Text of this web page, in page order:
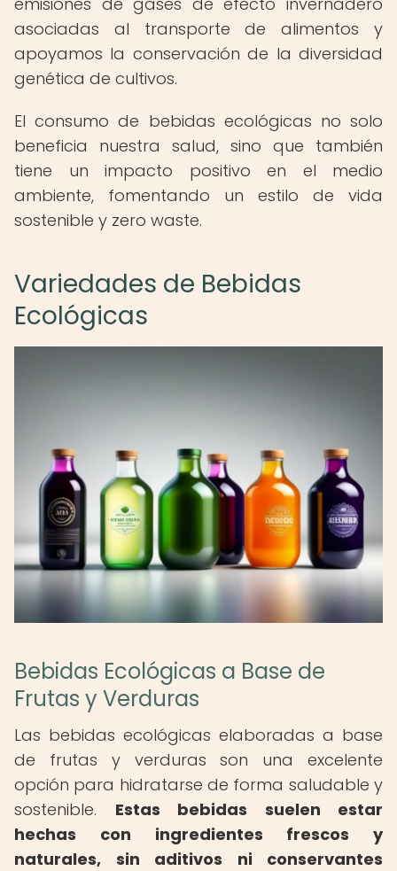
asociadas al transporte de alimentos y
apoyamos la conservación de la diversidad
genética de cultivos.
El consumo de bebidas ecológicas no solo
beneficia nuestra salud, sino que también
tiene un impacto positivo en el medio
ambiente, fomentando un estilo de vida
sostenible y zero waste.
Variedades de Bebidas
Ecológicas
Bebidas Ecológicas a Base de
Frutas y Verduras
Las bebidas ecológicas elaboradas a base
de frutas y verduras son una excelente
opción para hidratarse de forma saludable y
sostenible. Estas bebidas suelen estar
hechas con ingredientes frescos y
naturales, sin aditivos ni conservantes